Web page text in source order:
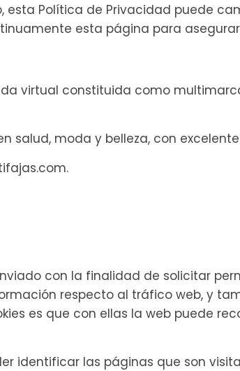
esta Política de Privacidad puede
esta página para
virtual constituida como
salud, moda y belleza, con
con la finalidad de solicitar
respecto al tráfico web, y
es que con ellas la web puede
identificar las páginas que son